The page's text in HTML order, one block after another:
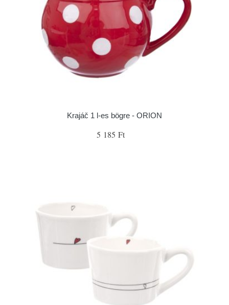
Krajáč 1 l-es bögre - ORION
5 185 Ft